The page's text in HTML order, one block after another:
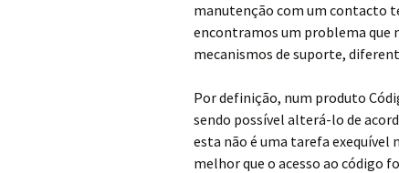
manutenção com um contacto
encontramos um problema que
mecanismos de suporte,
Por definição, num produto
sendo possível alterá-lo de
esta não é uma tarefa exequível
melhor que o acesso ao código